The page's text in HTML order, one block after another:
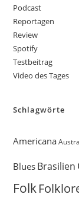
Podcast
Reportagen
Review
Spotify
Testbeitrag
Video des Tages
Schlagwörte
Americana
Blues Brasilien
Folk